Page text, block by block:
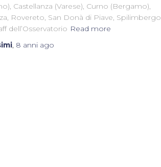
Castellanza (Varese), Curno (Bergamo),
Rovereto, San Donà di Piave, Spilimbergo
dell’Osservatorio Read more
, 8 anniago